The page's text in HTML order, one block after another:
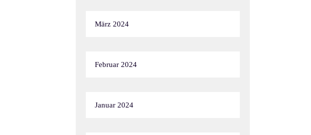
März 2024
Februar 2024
Januar 2024